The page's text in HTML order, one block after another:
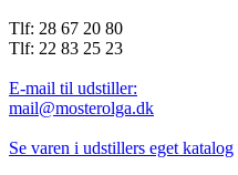
Tlf: 28 67 20 80
Tlf: 22 83 25 23
E-mail til udstiller:
mail@mosterolga.dk
Se varen i udstillers eget katalog